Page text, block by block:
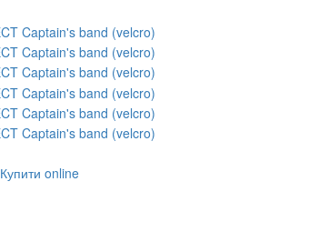
Купити online